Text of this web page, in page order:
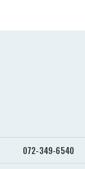
072-349-6540